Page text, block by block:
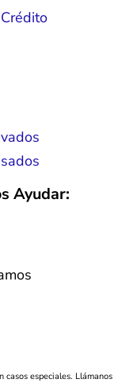
Ayudar:
casos especiales. Llámanos